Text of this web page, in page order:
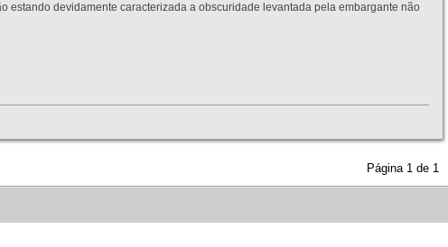
estando devidamente caracterizada a obscuridade levantada pela embargante não
Página 1 de 1